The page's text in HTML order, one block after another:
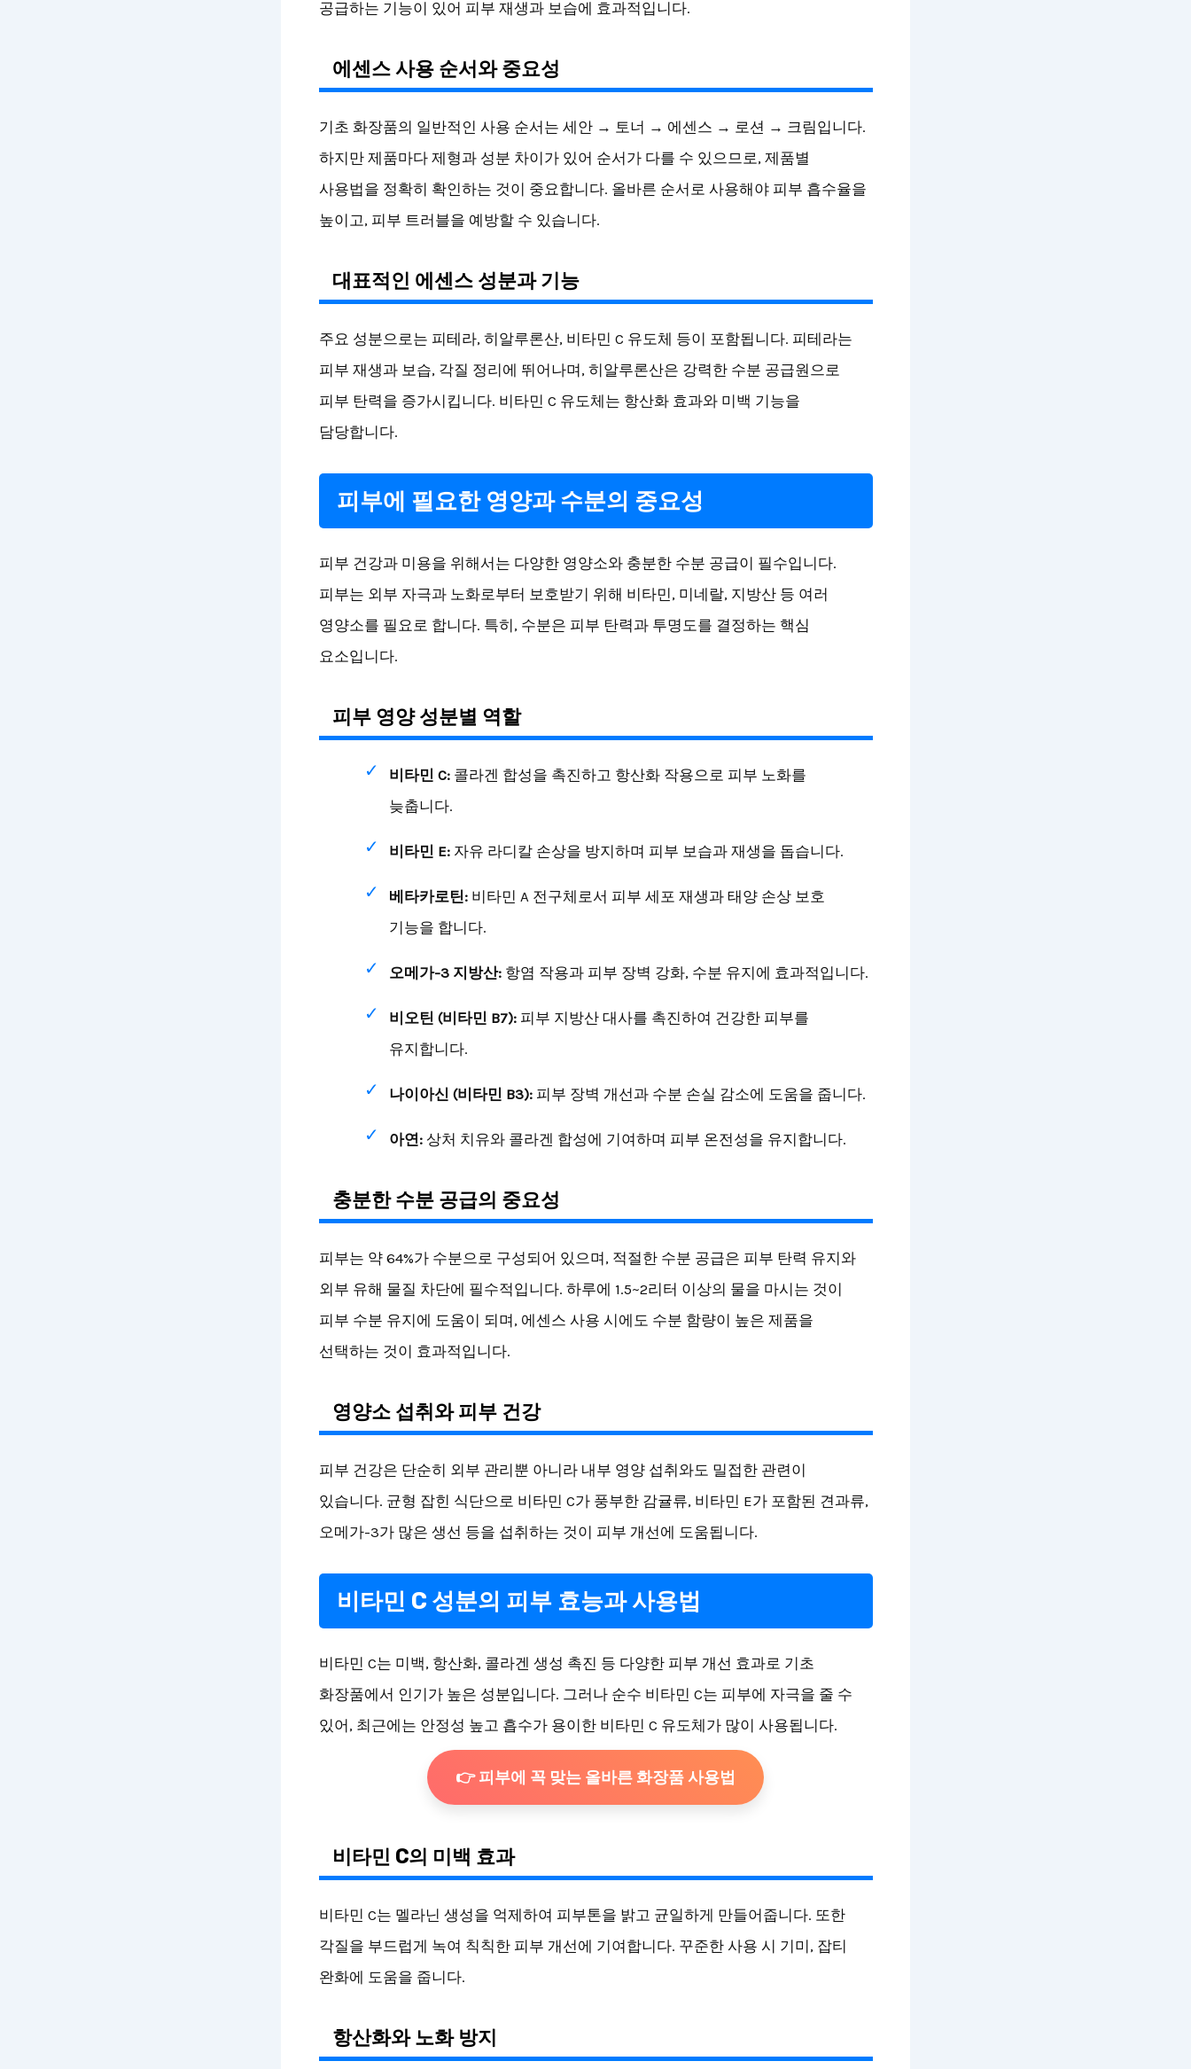
공급하는 기능이 있어 피부 재생과 보습에 효과적입니다.
에센스 사용 순서와 중요성
기초 화장품의 일반적인 사용 순서는 세안 → 토너 → 에센스 → 로션 → 크림입니다.
하지만 제품마다 제형과 성분 차이가 있어 순서가 다를 수 있으므로, 제품별
사용법을 정확히 확인하는 것이 중요합니다. 올바른 순서로 사용해야 피부 흡수율을
높이고, 피부 트러블을 예방할 수 있습니다.
대표적인 에센스 성분과 기능
주요 성분으로는 피테라, 히알루론산, 비타민 C 유도체 등이 포함됩니다. 피테라는
피부 재생과 보습, 각질 정리에 뛰어나며, 히알루론산은 강력한 수분 공급원으로
피부 탄력을 증가시킵니다. 비타민 C 유도체는 항산화 효과와 미백 기능을
담당합니다.
피부에 필요한 영양과 수분의 중요성
피부 건강과 미용을 위해서는 다양한 영양소와 충분한 수분 공급이 필수입니다.
피부는 외부 자극과 노화로부터 보호받기 위해 비타민, 미네랄, 지방산 등 여러
영양소를 필요로 합니다. 특히, 수분은 피부 탄력과 투명도를 결정하는 핵심
요소입니다.
피부 영양 성분별 역할
비타민 C:콜라겐 합성을 촉진하고 항산화 작용으로 피부 노화를
늦춥니다.
비타민 E:자유 라디칼 손상을 방지하며 피부 보습과 재생을 돕습니다.
베타카로틴:비타민 A 전구체로서 피부 세포 재생과 태양 손상 보호
기능을 합니다.
오메가-3 지방산:항염 작용과 피부 장벽 강화, 수분 유지에 효과적입니다.
비오틴 (비타민 B7):피부 지방산 대사를 촉진하여 건강한 피부를
유지합니다.
나이아신 (비타민 B3):피부 장벽 개선과 수분 손실 감소에 도움을 줍니다.
아연:상처 치유와 콜라겐 합성에 기여하며 피부 온전성을 유지합니다.
충분한 수분 공급의 중요성
피부는 약 64%가 수분으로 구성되어 있으며, 적절한 수분 공급은 피부 탄력 유지와
외부 유해 물질 차단에 필수적입니다. 하루에 1.5~2리터 이상의 물을 마시는 것이
피부 수분 유지에 도움이 되며, 에센스 사용 시에도 수분 함량이 높은 제품을
선택하는 것이 효과적입니다.
영양소 섭취와 피부 건강
피부 건강은 단순히 외부 관리뿐 아니라 내부 영양 섭취와도 밀접한 관련이
있습니다. 균형 잡힌 식단으로 비타민 C가 풍부한 감귤류, 비타민 E가 포함된 견과류,
오메가-3가 많은 생선 등을 섭취하는 것이 피부 개선에 도움됩니다.
비타민 C 성분의 피부 효능과 사용법
비타민 C는 미백, 항산화, 콜라겐 생성 촉진 등 다양한 피부 개선 효과로 기초
화장품에서 인기가 높은 성분입니다. 그러나 순수 비타민 C는 피부에 자극을 줄 수
있어, 최근에는 안정성 높고 흡수가 용이한 비타민 C 유도체가 많이 사용됩니다.
👉 피부에 꼭 맞는 올바른 화장품 사용법
비타민 C의 미백 효과
비타민 C는 멜라닌 생성을 억제하여 피부톤을 밝고 균일하게 만들어줍니다. 또한
각질을 부드럽게 녹여 칙칙한 피부 개선에 기여합니다. 꾸준한 사용 시 기미, 잡티
완화에 도움을 줍니다.
항산화와 노화 방지